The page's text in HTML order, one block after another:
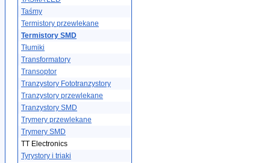
Taśmy
Termistory przewlekane
Termistory SMD
Tłumiki
Transformatory
Transoptor
Tranzystory Fototranzystory
Tranzystory przewlekane
Tranzystory SMD
Trymery przewlekane
Trymery SMD
TT Electronics
Tyrystory i triaki